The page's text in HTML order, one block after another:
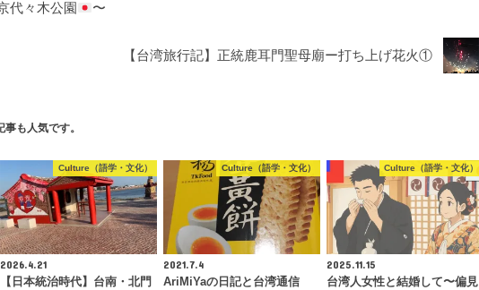
代々木公園 〜
【台湾旅行記】正統鹿耳門聖母廟ー打ち上げ花火①
事も人気です。
Culture（語学・文化）
2026.4.21
【日本統治時代】台南・北門
Culture（語学・文化）
2021.7.4
AriMiYaの日記と台湾通信
Culture（語学・文化）
2025.11.15
台湾人女性と結婚して〜偏見